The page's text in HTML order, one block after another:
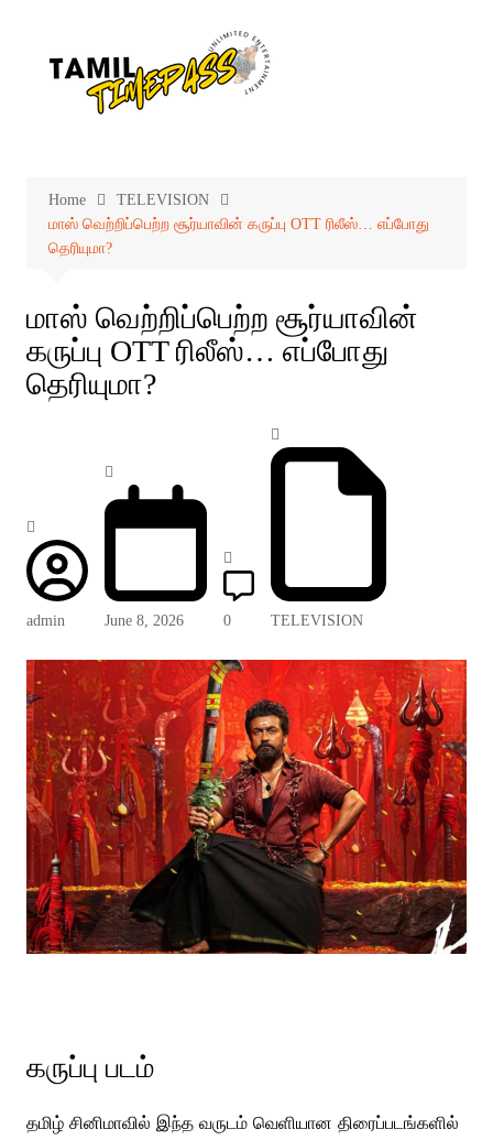
Home
TELEVISION
மாஸ் வெற்றிப்பெற்ற சூர்யாவின் கருப்பு OTT ரிலீஸ்… எப்போது
தெரியுமா?
மாஸ் வெற்றிப்பெற்ற சூர்யாவின்
கருப்பு OTT ரிலீஸ்… எப்போது
தெரியுமா?
admin June 8, 2026 0 TELEVISION
கருப்பு படம்
தமிழ் சினிமாவில் இந்த வருடம் வெளியான திரைப்படங்களில்